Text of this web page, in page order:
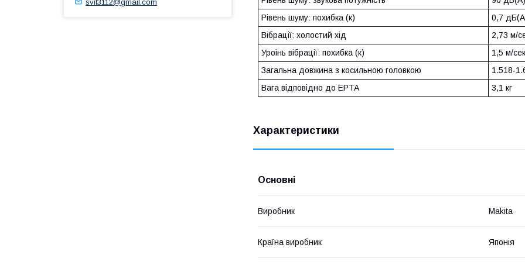
Рівень шуму: похибка (к)
0,7
Вібрації: холостий хід
2,73 м/
Уроінь вібрації: похибка (к)
1,5 м/
Загальна довжина з косильною головкою
1.518-
Вага відповідно до EPTA
3,1 кг
Характеристики
Основні
Виробник Makita
Країна виробник Японія